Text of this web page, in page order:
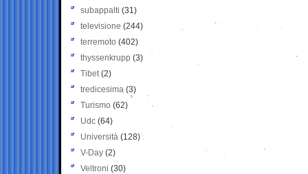
subappalti (31)
televisione(244)
terremoto (402)
thyssenkrupp (3)
Tibet(2)
tredicesima (3)
Turismo (62)
Udc (64)
Università (128)
V-Day (2)
Veltroni (30)